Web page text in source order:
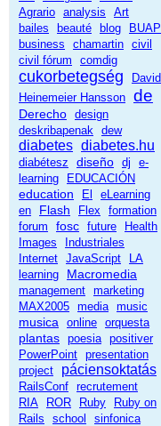
Agrario analysis
Art
bailes
beauté blog
BUAP
business
chamartin civil
civil fórum
comdig
cukorbetegség
David
Heinemeier Hansson de
Derecho design
deskribapenak dew
diabetes diabetes.hu
diabétesz diseño dj
e-
learning
EDUCACIÓN
education El
eLearning
en
Flash Flex
formation
forum
fosc future
Health
Images
Industriales
Internet JavaScript
LA
learning
Macromedia
management marketing
MAX2005 media music
musica online orquesta
plantas poesia positiver
PowerPoint presentation
project
páciensoktatás
RailsConf recrutement
RIA
ROR Ruby
Ruby on
Rails
school
sinfonica